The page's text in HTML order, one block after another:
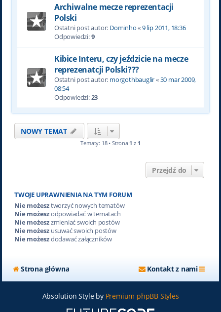
Archiwalne mecze reprezentacji
Polski
Ostatni post autor: Dominho«9 lip 2011, 18:36
Odpowiedzi:9
Kibice Interu, czy jeździcie na mecze
reprezenatcji Polski???
Ostatni post autor: morgothbauglir«30 mar 2009,
08:54
Odpowiedzi:23
NOWY TEMAT
Tematy: 18 • Strona 1 z 1
Przejdź do
TWOJE UPRAWNIENIA NA TYM FORUM
Nie możesztworzyć nowych tematów
Nie możeszodpowiadać w tematach
Nie możeszzmieniać swoich postów
Nie możeszusuwać swoich postów
Nie możeszdodawać załączników
Strona główna Kontakt z nami
Absolution Style by Premium phpBB Styles